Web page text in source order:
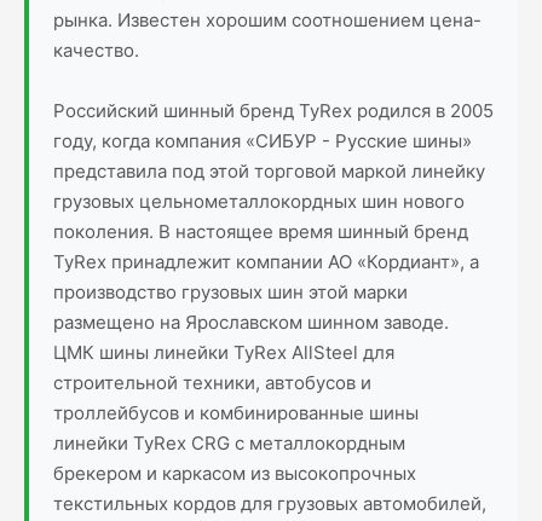
рынка. Известен хорошим соотношением цена-
качество.
Российский шинный бренд TyRex родился в 2005
году, когда компания «СИБУР - Русские шины»
представила под этой торговой маркой линейку
грузовых цельнометаллокордных шин нового
поколения. В настоящее время шинный бренд
TyRex принадлежит компании АО «Кордиант», а
производство грузовых шин этой марки
размещено на Ярославском шинном заводе.
ЦМК шины линейки TyRex AllSteel для
строительной техники, автобусов и
троллейбусов и комбинированные шины
линейки TyRex CRG с металлокордным
брекером и каркасом из высокопрочных
текстильных кордов для грузовых автомобилей,